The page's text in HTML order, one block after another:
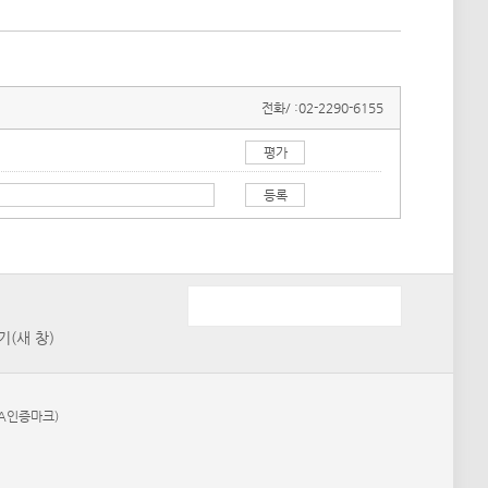
전화/ :02-2290-6155